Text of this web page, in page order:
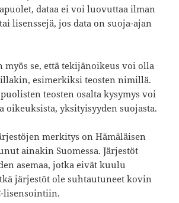
dataa ei voi luovuttaa ilman
lisenssejä, jos data on suoja-ajan
myös se, että tekijänoikeus voi olla
esimerkiksi teosten nimillä.
teosten osalta kysymys voi
oikeuksista, yksityisyyden suojasta.
merkitys on Hämäläisen
ainakin Suomessa. Järjestöt
asemaa, jotka eivät kuulu
järjestöt ole suhtautuneet kovin
lisensointiin.